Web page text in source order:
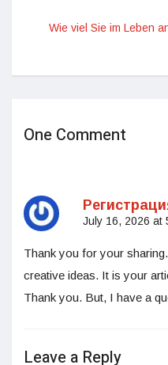
Wie viel Sie im Leben
One Comment
July 16, 2026 at
Thank you for your
creative ideas. It is your
Thank you. But, I have a
Leave a Reply